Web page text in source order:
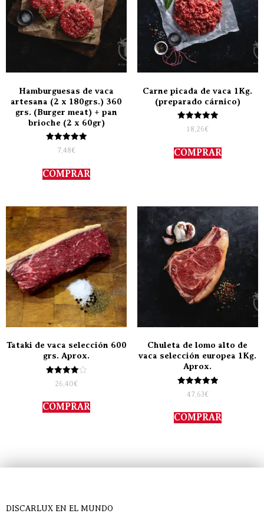
Hamburguesas de vaca
artesana (2 x 180grs.) 360
grs. (Burger meat) + pan
brioche (2 x 60gr)
Valorado
con
de 5
7,48€
COMPRAR
Carne picada de vaca 1Kg.
(preparado cárnico)
Valorado
con
de 5
18,26€
COMPRAR
Tataki de vaca selección 600
grs. Aprox.
Valorado
con
de 5
26,40€
COMPRAR
Chuleta de lomo alto de
vaca selección europea 1Kg.
Aprox.
Valorado
con
de 5
47,63€
COMPRAR
DISCARLUX EN EL MUNDO